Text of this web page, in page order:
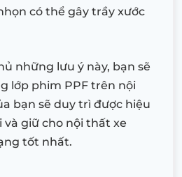
có thể gây trầy xước
những lưu ý này, bạn sẽ
lớp phim PPF trên nội
bạn sẽ duy trì được hiệu
và giữ cho nội thất xe
tốt nhất.